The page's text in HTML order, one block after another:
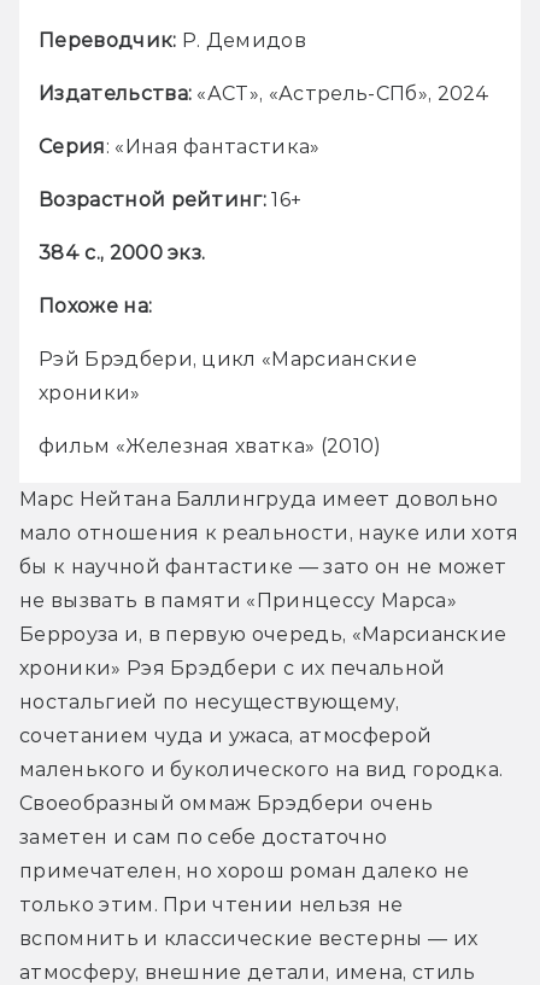
Переводчик: Р. Демидов
Издательства: «АСТ», «Астрель-СПб», 2024
Серия: «Иная фантастика»
Возрастной рейтинг: 16+
384 с., 2000 экз.
Похоже на:
Рэй Брэдбери, цикл «Марсианские
хроники»
фильм «Железная хватка» (2010)
Марс Нейтана Баллингруда имеет довольно
мало отношения к реальности, науке или хотя
бы к научной фантастике — зато он не может
не вызвать в памяти «Принцессу Марса»
Берроуза и, в первую очередь, «Марсианские
хроники» Рэя Брэдбери с их печальной
ностальгией по несуществующему,
сочетанием чуда и ужаса, атмосферой
маленького и буколического на вид городка.
Своеобразный оммаж Брэдбери очень
заметен и сам по себе достаточно
примечателен, но хорош роман далеко не
только этим. При чтении нельзя не
вспомнить и классические вестерны — их
атмосферу, внешние детали, имена, стиль